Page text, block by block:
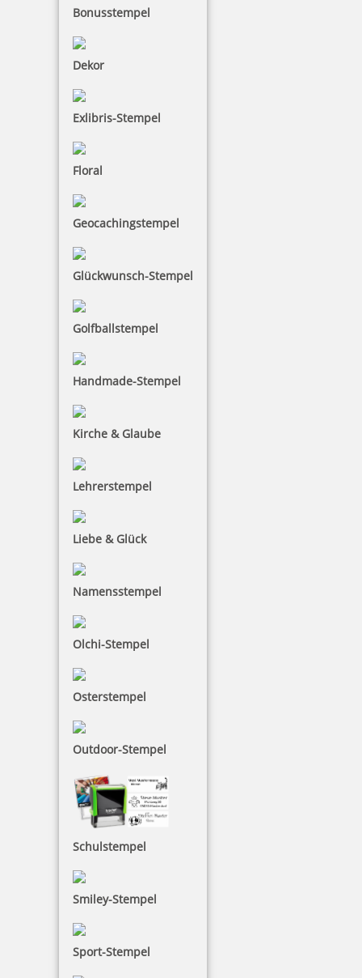
Bonusstempel
Dekor
Exlibris-Stempel
Floral
Geocachingstempel
Glückwunsch-Stempel
Golfballstempel
Handmade-Stempel
Kirche & Glaube
Lehrerstempel
Liebe & Glück
Namensstempel
Olchi-Stempel
Osterstempel
Outdoor-Stempel
Schulstempel
Smiley-Stempel
Sport-Stempel
Reiner Stempelkissen 30057, Ref.30053
Reiner Farbkissen 30160, Ref. 30153
Reiner Farbkissen D28N 221031, Ref. 221026
5,26 €
Reiner Farbkissen 221542, Ref. 221026